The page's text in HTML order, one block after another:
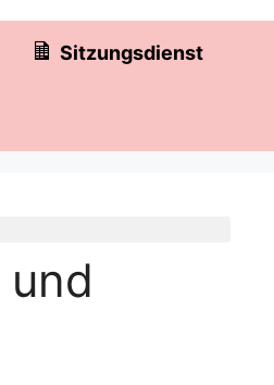
Sitzungsdienst